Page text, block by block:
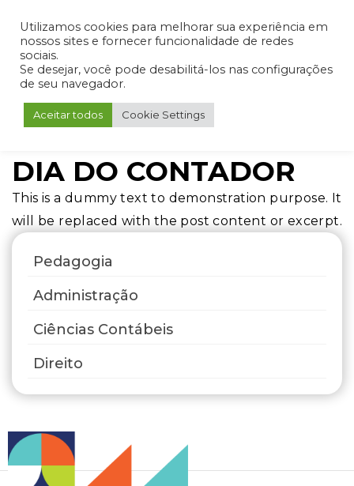
Admin Portal do Aluno Portal do Professor Portal do Coordenador
DIA DO CONTADOR
This is a dummy text to demonstration purpose. It
will be replaced with the post content or excerpt.
Pedagogia
Administração
Ciências Contábeis
Direito
Utilizamos cookies para melhorar sua experiência em
nossos sites e fornecer funcionalidade de redes
sociais.
Se desejar, você pode desabilitá-los nas configurações
de seu navegador.
Aceitar todos Cookie Settings